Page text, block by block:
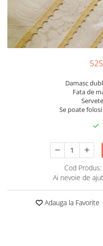
Damasc
Fata de
Se poate
Cod Produs:
Ai nevoie de
Adauga la Favorite